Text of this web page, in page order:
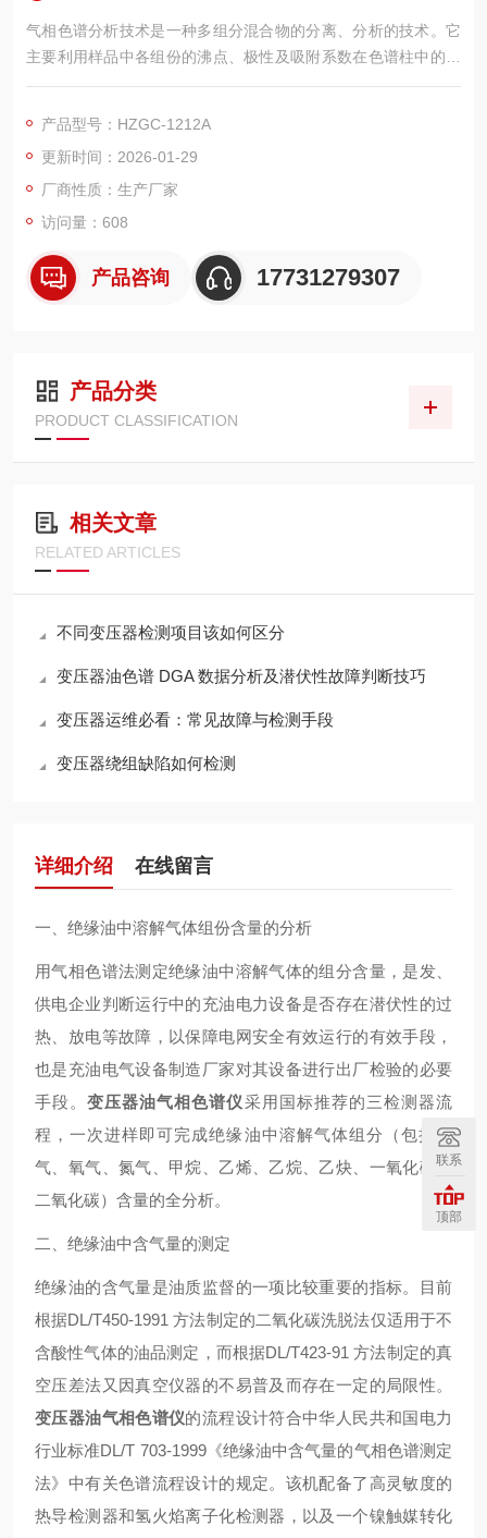
气相色谱分析技术是一种多组分混合物的分离、分析的技术。它
主要利用样品中各组份的沸点、极性及吸附系数在色谱柱中的差
异，使各组份在色谱柱中得到分离，并对分离的各组分进行定
变压器油气相色谱仪以气体作为流动相（载气），当样品被送入
进样器并气化后由载气携带进入填充柱或毛细管柱，由于样品中
各组份的沸点、极性及吸附系数的差异，使各组份在柱中得到分
离。
产品型号：HZGC-1212A
更新时间：2026-01-29
厂商性质：生产厂家
访问量：608
产品咨询 17731279307
产品分类
PRODUCT CLASSIFICATION
相关文章
RELATED ARTICLES
不同变压器检测项目该如何区分
变压器油色谱 DGA 数据分析及潜伏性故障判断技巧
变压器运维必看：常见故障与检测手段
变压器绕组缺陷如何检测
详细介绍 在线留言
一、绝缘油中溶解气体组份含量的分析
用气相色谱法测定绝缘油中溶解气体的组分含量，是发、
供电企业判断运行中的充油电力设备是否存在潜伏性的过
热、放电等故障，以保障电网安全有效运行的有效手段，
也是充油电气设备制造厂家对其设备进行出厂检验的必要
手段。变压器油气相色谱仪采用国标推荐的三检测器流
程，一次进样即可完成绝缘油中溶解气体组分（包括氢
气、氧气、氮气、甲烷、乙烯、乙烷、乙炔、一氧化碳和
二氧化碳）含量的全分析。
二、绝缘油中含气量的测定
绝缘油的含气量是油质监督的一项比较重要的指标。目前
根据DL/T450-1991 方法制定的二氧化碳洗脱法仅适用于不
含酸性气体的油品测定，而根据DL/T423-91 方法制定的真
空压差法又因真空仪器的不易普及而存在一定的局限性。
变压器油气相色谱仪的流程设计符合中华人民共和国电力
行业标准DL/T 703-1999《绝缘油中含气量的气相色谱测定
法》中有关色谱流程设计的规定。该机配备了高灵敏度的
热导检测器和氢火焰离子化检测器，以及一个镍触媒转化
联系
顶部